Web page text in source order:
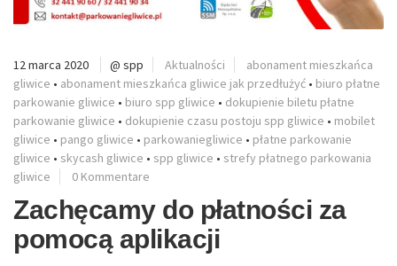
12 marca 2020 @ spp Aktualności
abonament mieszkańca
gliwice • abonament mieszkańca gliwice jak przedłużyć • biuro płatne
parkowanie gliwice • biuro spp gliwice • dokupienie biletu płatne
parkowanie gliwice • dokupienie czasu postoju spp gliwice • mobilet
gliwice • pango gliwice • parkowaniegliwice • płatne parkowanie
gliwice • skycash gliwice • spp gliwice • strefy płatnego parkowania
gliwice
0 Kommentare
Zachęcamy do płatności za
pomocą aplikacji